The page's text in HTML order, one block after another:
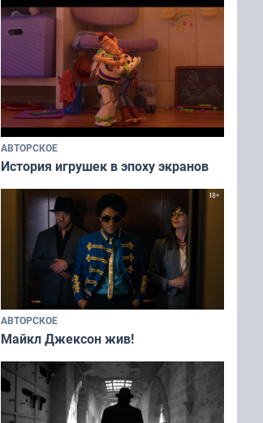
АВТОРСКОЕ
История игрушек в эпоху экранов
АВТОРСКОЕ
Майкл Джексон жив!